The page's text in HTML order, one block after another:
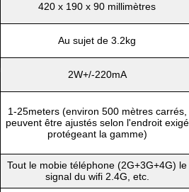
420 x 190 x 90 millimètres
Au sujet de 3.2kg
2W+/-220mA
1-25meters (environ 500 mètres carrés,
peuvent être ajustés selon l'endroit exigé
protégeant la gamme)
Tout le mobie téléphone (2G+3G+4G) le
signal du wifi 2.4G, etc.